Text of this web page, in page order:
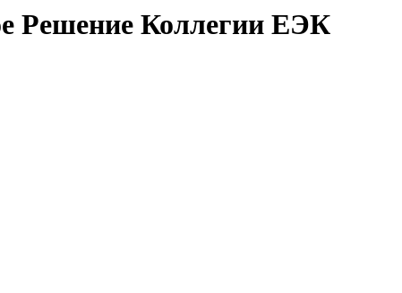
Решение Коллегии ЕЭК